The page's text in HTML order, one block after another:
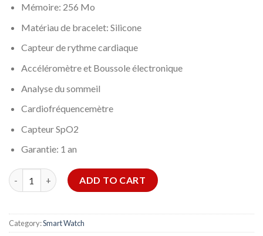
Mémoire: 256 Mo
Matériau de bracelet: Silicone
Capteur de rythme cardiaque
Accéléromètre et Boussole électronique
Analyse du sommeil
Cardiofréquencemètre
Capteur SpO2
Garantie: 1 an
Xiaomi Smart Band 6 quantity
ADD TO CART
Category:Smart Watch